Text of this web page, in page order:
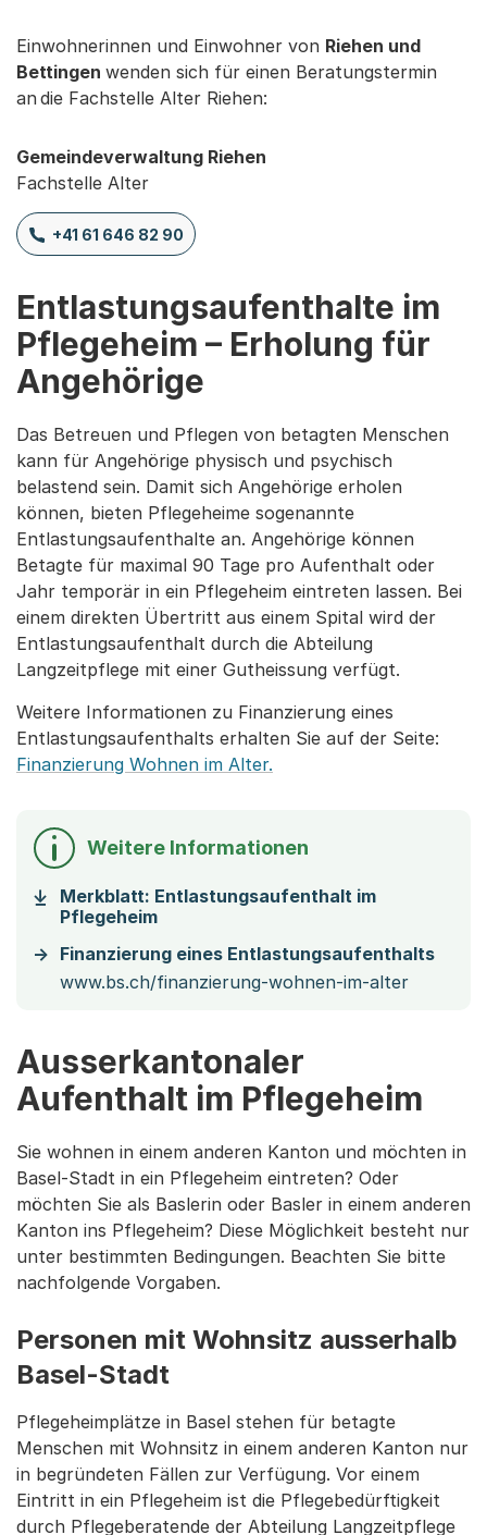
Einwohnerinnen und Einwohner von Riehen und
Bettingen wenden sich für einen Beratungstermin
an die Fachstelle Alter Riehen:
Gemeindeverwaltung Riehen
Fachstelle Alter
+41 61 646 82 90
Entlastungsaufenthalte im
Pflegeheim – Erholung für
Angehörige
Das Betreuen und Pflegen von betagten Menschen
kann für Angehörige physisch und psychisch
belastend sein. Damit sich Angehörige erholen
können, bieten Pflegeheime sogenannte
Entlastungsaufenthalte an. Angehörige können
Betagte für maximal 90 Tage pro Aufenthalt oder
Jahr temporär in ein Pflegeheim eintreten lassen. Bei
einem direkten Übertritt aus einem Spital wird der
Entlastungsaufenthalt durch die Abteilung
Langzeitpflege mit einer Gutheissung verfügt.
Weitere Informationen zu Finanzierung eines
Entlastungsaufenthalts erhalten Sie auf der Seite:
Finanzierung Wohnen im Alter.
Weitere Informationen
Merkblatt: Entlastungsaufenthalt im
Pflegeheim(Startet einen Download)
Finanzierung eines Entlastungsaufenthalts
www.bs.ch/finanzierung-wohnen-im-alter
Ausserkantonaler
Aufenthalt im Pflegeheim
Sie wohnen in einem anderen Kanton und möchten in
Basel-Stadt in ein Pflegeheim eintreten? Oder
möchten Sie als Baslerin oder Basler in einem anderen
Kanton ins Pflegeheim? Diese Möglichkeit besteht nur
unter bestimmten Bedingungen. Beachten Sie bitte
nachfolgende Vorgaben.
Personen mit Wohnsitz ausserhalb
Basel-Stadt
Pflegeheimplätze in Basel stehen für betagte
Menschen mit Wohnsitz in einem anderen Kanton nur
in begründeten Fällen zur Verfügung. Vor einem
Eintritt in ein Pflegeheim ist die Pflegebedürftigkeit
durch Pflegeberatende der Abteilung Langzeitpflege